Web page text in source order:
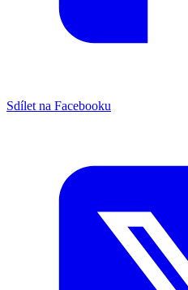
Sdílet na Facebooku